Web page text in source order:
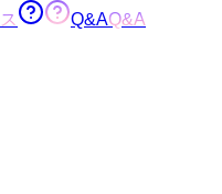
ス
Q&AQ&A